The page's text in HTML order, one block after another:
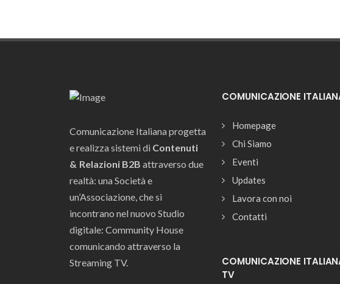
Comunicazione Italiana progetta
e realizza sistemi di Contenuti
& Relazioni B2B attraverso due
realtà: una Società e
un’Associazione, che si
incontrano nel nuovo Studio
digitale: Community House
comunicando attraverso la
Streaming TV.
COMUNICAZIONE
Homepage
Chi Siamo
Eventi
Updates
Lavora con noi
Contatti
COMUNICAZIONE
TV